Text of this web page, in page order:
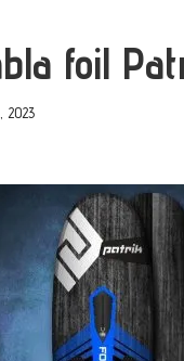
foil
2023